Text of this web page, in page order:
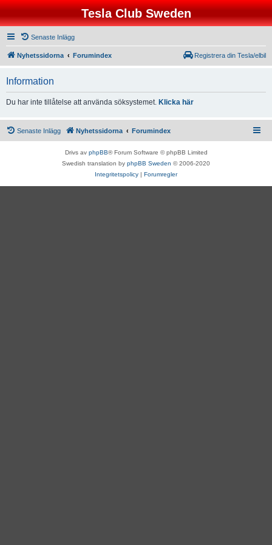
Tesla Club Sweden
Senaste Inlägg
Nyhetssidorna Forumindex Registrera din Tesla/elbil
Information
Du har inte tillåtelse att använda söksystemet. Klicka här
Senaste Inlägg Nyhetssidorna Forumindex
Drivs av phpBB® Forum Software © phpBB Limited
Swedish translation by phpBB Sweden © 2006-2020
Integritetspolicy | Forumregler